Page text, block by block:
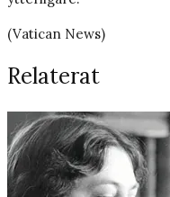
(Vatican News)
Relaterat